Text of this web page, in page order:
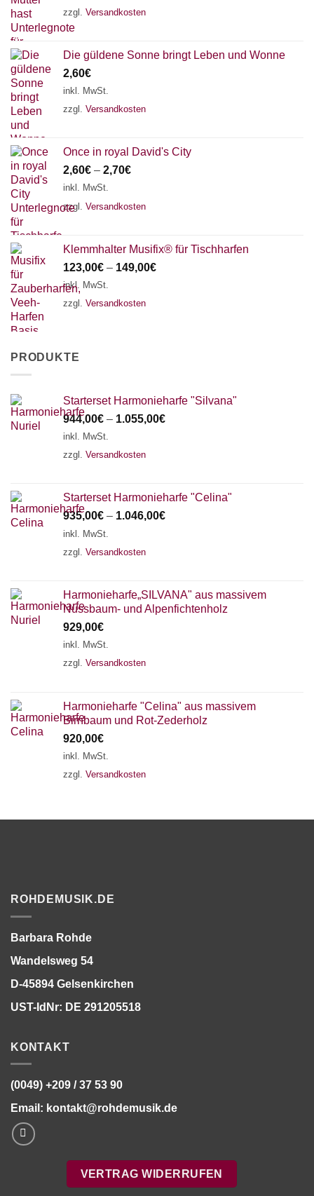
zzgl. Versandkosten
Die güldene Sonne bringt Leben und Wonne
2,60€
inkl. MwSt.
zzgl. Versandkosten
Once in royal David's City
2,60€ – 2,70€
inkl. MwSt.
zzgl. Versandkosten
Klemmhalter Musifix® für Tischharfen
123,00€ – 149,00€
inkl. MwSt.
zzgl. Versandkosten
PRODUKTE
Starterset Harmonieharfe "Silvana"
944,00€ – 1.055,00€
inkl. MwSt.
zzgl. Versandkosten
Starterset Harmonieharfe "Celina"
935,00€ – 1.046,00€
inkl. MwSt.
zzgl. Versandkosten
Harmonieharfe„SILVANA" aus massivem
Nussbaum- und Alpenfichtenholz
929,00€
inkl. MwSt.
zzgl. Versandkosten
Harmonieharfe "Celina" aus massivem
Birnbaum und Rot-Zederholz
920,00€
inkl. MwSt.
zzgl. Versandkosten
ROHDEMUSIK.DE
Barbara Rohde
Wandelsweg 54
D-45894 Gelsenkirchen
UST-IdNr: DE 291205518
KONTAKT
(0049) +209 / 37 53 90
Email: kontakt@rohdemusik.de
VERTRAG WIDERRUFEN